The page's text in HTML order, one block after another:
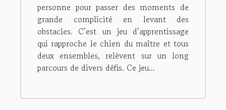
personne pour passer des moments de
grande complicité en levant des
obstacles. C’est un jeu d’apprentissage
qui rapproche le chien du maître et tous
deux ensembles, relèvent sur un long
parcours de divers défis. Ce jeu...